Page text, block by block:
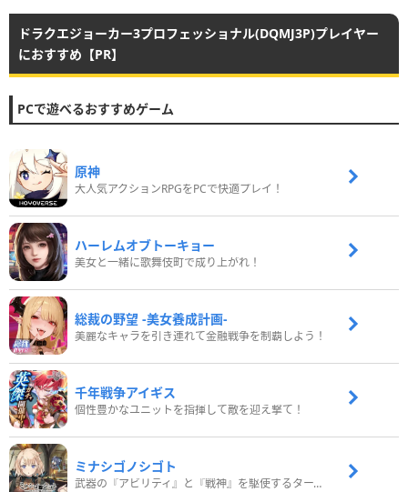
ドラクエジョーカー3プロフェッショナル(DQMJ3P)プレイヤー
におすすめ【PR】
PCで遊べるおすすめゲーム
原神
大人気アクションRPGをPCで快適プレイ！
ハーレムオブトーキョー
美女と一緒に歌舞伎町で成り上がれ！
総裁の野望 -美女養成計画-
美麗なキャラを引き連れて金融戦争を制覇しよう！
千年戦争アイギス
個性豊かなユニットを指揮して敵を迎え撃て！
ミナシゴノシゴト
武器の『アビリティ』と『戦神』を駆使するターン制コマンドバトルRPG！